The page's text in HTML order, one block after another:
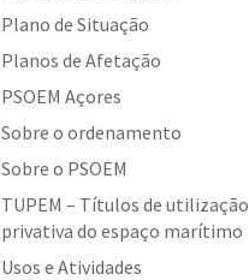
Plano de Situação
Planos de Afetação
PSOEM Açores
Sobre o ordenamento
Sobre o PSOEM
TUPEM – Títulos de utilização
privativa do espaço marítimo
Usos e Atividades